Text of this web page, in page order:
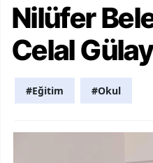
Nilüfer
Celal
#Eğitim #Okul